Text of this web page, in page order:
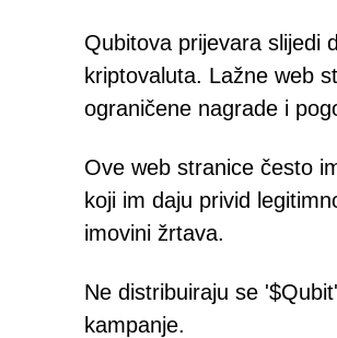
Qubitova prijevara slijedi
kriptovaluta. Lažne web
ograničene nagrade i
Ove web stranice često
koji im daju privid
imovini žrtava.
Ne distribuiraju se
kampanje.